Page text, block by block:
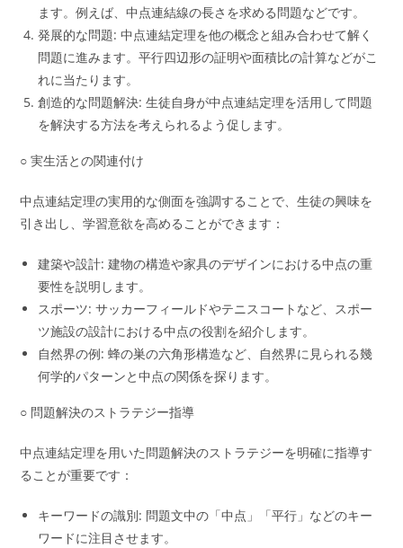
ます。例えば、中点連結線の長さを求める問題などです。
発展的な問題: 中点連結定理を他の概念と組み合わせて解く
問題に進みます。平行四辺形の証明や面積比の計算などがこ
れに当たります。
創造的な問題解決: 生徒自身が中点連結定理を活用して問題
を解決する方法を考えられるよう促します。
○ 実生活との関連付け
中点連結定理の実用的な側面を強調することで、生徒の興味を
引き出し、学習意欲を高めることができます：
建築や設計: 建物の構造や家具のデザインにおける中点の重
要性を説明します。
スポーツ: サッカーフィールドやテニスコートなど、スポー
ツ施設の設計における中点の役割を紹介します。
自然界の例: 蜂の巣の六角形構造など、自然界に見られる幾
何学的パターンと中点の関係を探ります。
○ 問題解決のストラテジー指導
中点連結定理を用いた問題解決のストラテジーを明確に指導す
ることが重要です：
キーワードの識別: 問題文中の「中点」「平行」などのキー
ワードに注目させます。